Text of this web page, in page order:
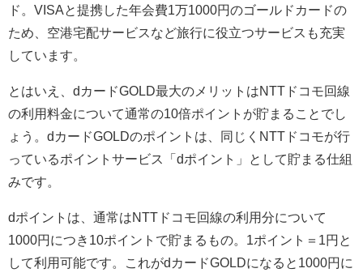
ド。VISAと提携した年会費1万1000円のゴールドカードの
ため、空港宅配サービスなど旅行に役立つサービスも充実
しています。
とはいえ、dカードGOLD最大のメリットはNTTドコモ回線
の利用料金について通常の10倍ポイントが貯まることでし
ょう。dカードGOLDのポイントは、同じくNTTドコモが行
っているポイントサービス「dポイント」として貯まる仕組
みです。
dポイントは、通常はNTTドコモ回線の利用分について
1000円につき10ポイントで貯まるもの。1ポイント＝1円と
して利用可能です。これがdカードGOLDになると1000円に